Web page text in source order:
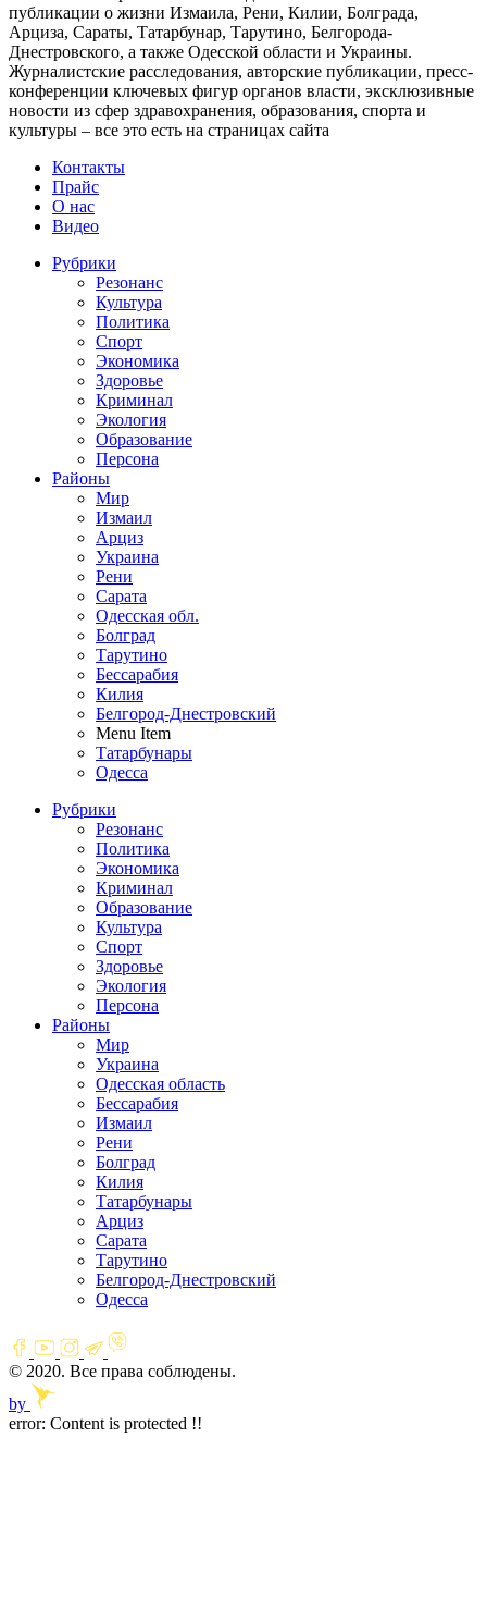
публикации о жизни Измаила, Рени, Килии, Болграда,
Арциза, Сараты, Татарбунар, Тарутино, Белгорода-
Днестровского, а также Одесской области и Украины.
Журналистские расследования, авторские публикации, пресс-
конференции ключевых фигур органов власти, эксклюзивные
новости из сфер здравохранения, образования, спорта и
культуры – все это есть на страницах сайта
Контакты
Прайс
О нас
Видео
Рубрики
Резонанс
Культура
Политика
Спорт
Экономика
Здоровье
Криминал
Экология
Образование
Персона
Районы
Мир
Измаил
Арциз
Украина
Рени
Сарата
Одесская обл.
Болград
Тарутино
Бессарабия
Килия
Белгород-Днестровский
Menu Item
Татарбунары
Одесса
Рубрики
Резонанс
Политика
Экономика
Криминал
Образование
Культура
Спорт
Здоровье
Экология
Персона
Районы
Мир
Украина
Одесская область
Бессарабия
Измаил
Рени
Болград
Килия
Татарбунары
Арциз
Сарата
Тарутино
Белгород-Днестровский
Одесса
© 2020. Все права соблюдены.
by
error: Content is protected !!